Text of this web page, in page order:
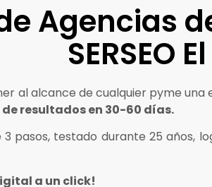
Agencias
SERSEO
al alcance de cualquier pyme
resultados en 30-60 días.
pasos, testado durante 25 años,
a un click!